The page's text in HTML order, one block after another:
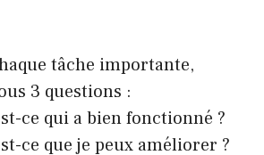
tâche importante,
3 questions :
ce qui a bien fonctionné ?
ce que je peux améliorer ?